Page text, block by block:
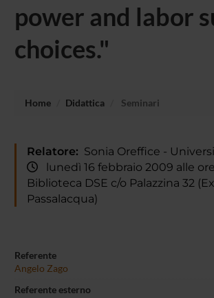
power and labor
choices."
Home Didattica Seminari
Relatore: Sonia Oreffice -
lunedì 16 febbraio 2009 alle ore
Biblioteca DSE c/o Palazzina 32
Passalacqua)
Referente
Angelo Zago
Referente esterno